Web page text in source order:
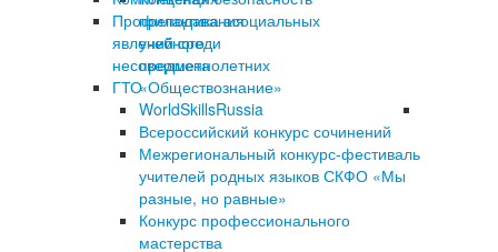
преподавания
учебного
предмета
«Обществознание»
WorldSkillsRussia
Всероссийский конкурс сочинений
Межрегиональный конкурс-фестиваль
учителей родных языков СКФО «Мы
разные, но равные»
Конкурс профессионального
мастерства
Профилактика асоциальных
явлений среди
несовершеннолетних
ГТО